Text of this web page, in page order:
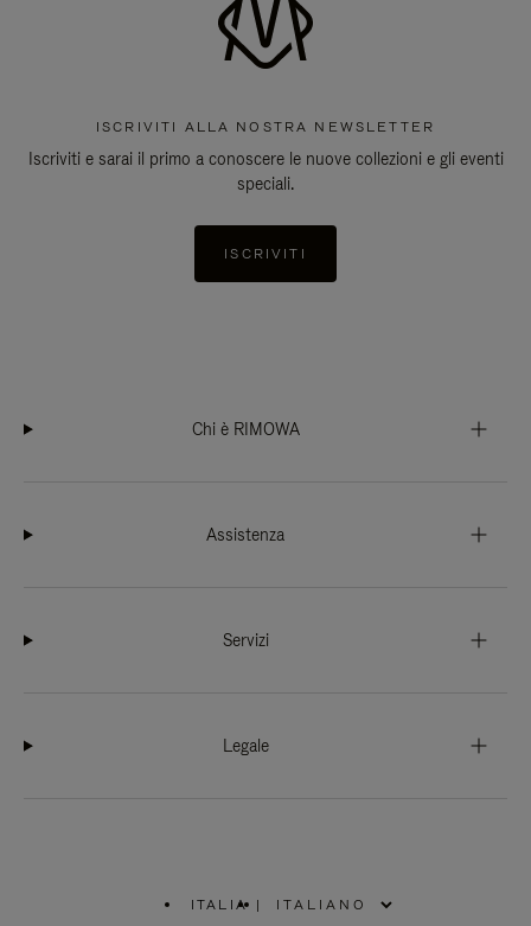
ISCRIVITI ALLA NOSTRA NEWSLETTER
Iscriviti e sarai il primo a conoscere le nuove collezioni e gli eventi
speciali.
ISCRIVITI
Chi è RIMOWA
Assistenza
Servizi
Legale
ITALIA |